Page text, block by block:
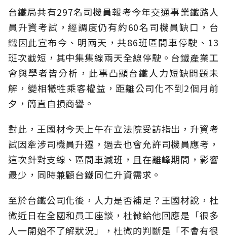
台鐵局共有297名司機員報考今年交通事業鐵路人
員升資考試，經調度仍有約60名司機員缺口，台
鐵因此宣布今、明兩天，共86班區間車停駛、13
班次截短，其中集集線兩天全線停駛。台鐵產業工
會與學者皆分析，此事凸顯台鐵人力短缺問題未
解，變相犧牲乘客權益，距離公司化不到2個月前
夕，簡直自損商譽。
對此，王國材今天上午在立法院受訪指出，升資考
試因牽涉司機員升遷，過去也會允許司機員應考，
這次針對支線、區間車減班，且在離峰期間，影響
最少，同時兼顧台鐵同仁升資需求。
至於台鐵公司化後，人力是否補足？王國材說，杜
微近日在全國和員工座談，杜微給他回應是「很多
人一開始不了解狀況」，杜微的判斷是「不會有很